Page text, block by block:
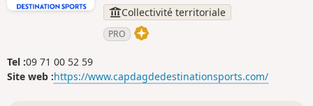
Collectivité territoriale
PRO
Tel :09 71 00 52 59
Site web :https://www.capdagdedestinationsports.com/